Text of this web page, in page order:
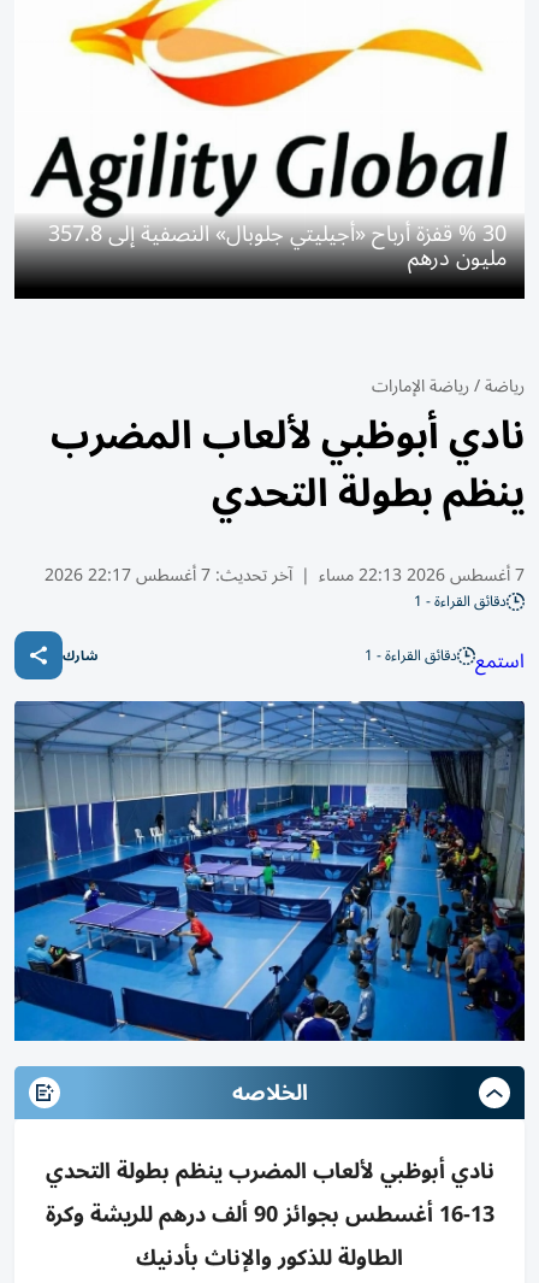
30 % قفزة أرباح «أجيليتي جلوبال» النصفية إلى 357.8
مليون درهم
رياضة/رياضة الإمارات
نادي أبوظبي لألعاب المضرب
ينظم بطولة التحدي
7 أغسطس 2026 22:13 مساء | آخر تحديث:7 أغسطس 22:17 2026
دقائق القراءة - 1
استمع دقائق القراءة - 1 شارك
الخلاصه
نادي أبوظبي لألعاب المضرب ينظم بطولة التحدي
13-16 أغسطس بجوائز 90 ألف درهم للريشة وكرة
الطاولة للذكور والإناث بأدنيك